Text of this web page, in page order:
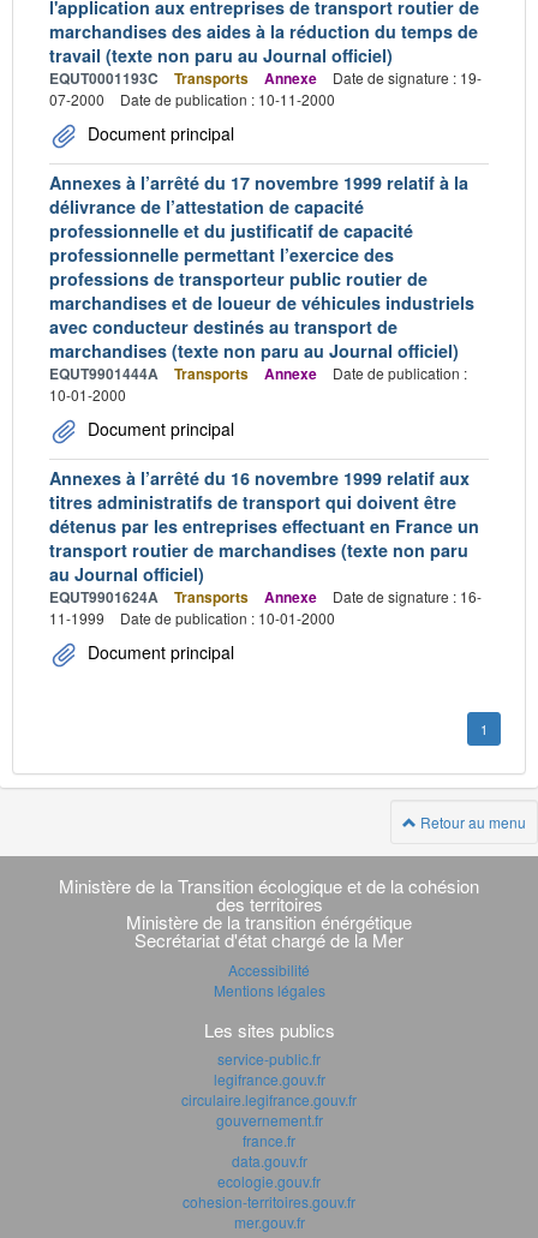
l'application aux entreprises de transport routier de
marchandises des aides à la réduction du temps de
travail (texte non paru au Journal officiel)
EQUT0001193C Transports Annexe
Date de signature : 19-
07-2000
Date de publication : 10-11-2000
Document principal
Annexes à l’arrêté du 17 novembre 1999 relatif à la
délivrance de l’attestation de capacité
professionnelle et du justificatif de capacité
professionnelle permettant l’exercice des
professions de transporteur public routier de
marchandises et de loueur de véhicules industriels
avec conducteur destinés au transport de
marchandises (texte non paru au Journal officiel)
EQUT9901444A Transports Annexe
Date de publication :
10-01-2000
Document principal
Annexes à l’arrêté du 16 novembre 1999 relatif aux
titres administratifs de transport qui doivent être
détenus par les entreprises effectuant en France un
transport routier de marchandises (texte non paru
au Journal officiel)
EQUT9901624A Transports Annexe
Date de signature : 16-
11-1999
Date de publication : 10-01-2000
Document principal
1
Retour au menu
Navigation
transverse
Ministère de la Transition écologique et de la cohésion
des territoires
Ministère de la transition énérgétique
Secrétariat d'état chargé de la Mer
Accessibilité
Mentions légales
Les sites publics
service-public.fr
legifrance.gouv.fr
circulaire.legifrance.gouv.fr
gouvernement.fr
france.fr
data.gouv.fr
ecologie.gouv.fr
cohesion-territoires.gouv.fr
mer.gouv.fr